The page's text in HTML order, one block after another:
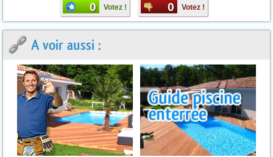
0 Votez ! 0 Votez !
A voir aussi :